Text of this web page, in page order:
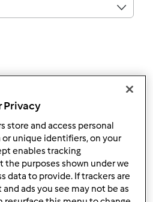
4.6(10)
ze śliwkami pod
(tarta Agaty)
Zabawa
Privacy
store and access personal
or unique identifiers, on your
enables tracking
purposes shown under we
data to provide. If trackers are
ads you see may not be as